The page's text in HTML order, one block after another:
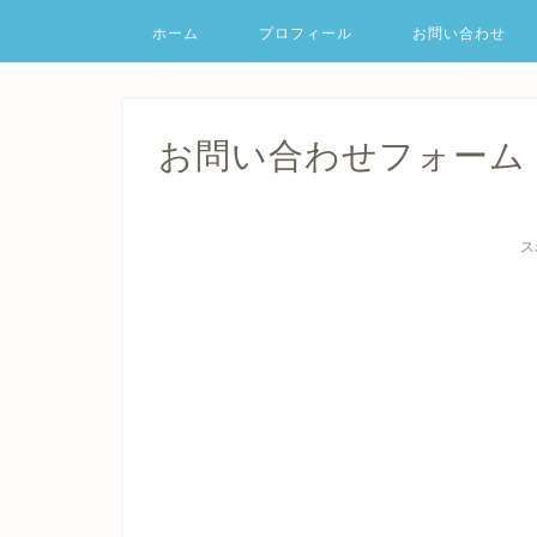
ホーム プロフィール お問い合わせ
お問い合わせフォーム